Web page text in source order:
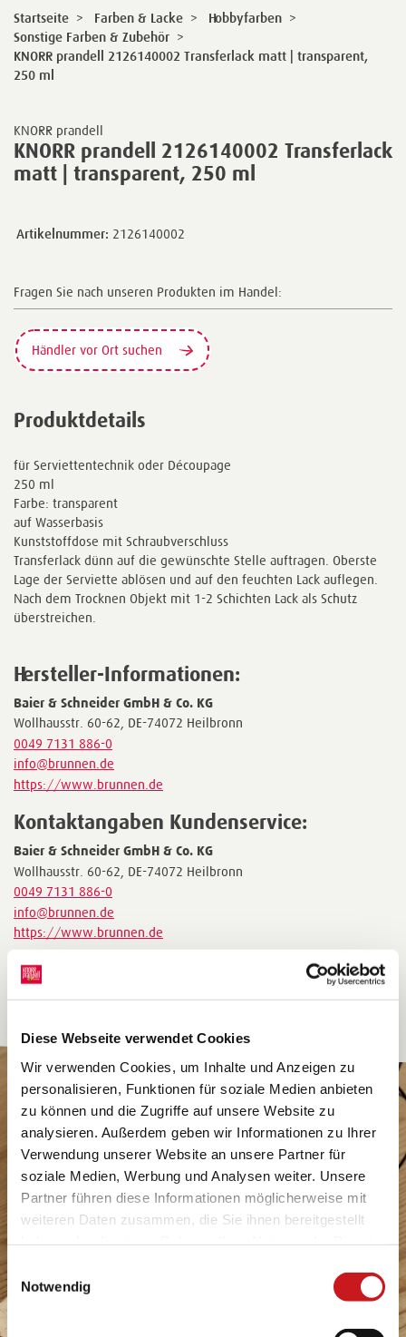
Diese Webseite verwendet Cookies
Wir verwenden Cookies, um Inhalte und Anzeigen zu
personalisieren, Funktionen für soziale Medien anbieten
zu können und die Zugriffe auf unsere Website zu
analysieren. Außerdem geben wir Informationen zu Ihrer
Verwendung unserer Website an unsere Partner für
soziale Medien, Werbung und Analysen weiter. Unsere
Partner führen diese Informationen möglicherweise mit
weiteren Daten zusammen, die Sie ihnen bereitgestellt
Datenschutzhinweisen
mehr darüber, wer wir sind, wie
personenbezogene Daten verarbeiten. Hier geht’s zum
Einwilligungsauswahl
Notwendig
KNORR prandell
KNORR prandell 2126140002 Transferlack
matt | transparent, 250 ml
Startseite > Farben & Lacke > Hobbyfarben >
Sonstige Farben & Zubehör >
KNORR prandell 2126140002 Transferlack matt | transparent,
250 ml
Artikelnummer: 2126140002
Fragen Sie nach unseren Produkten im Handel:
Händler vor Ort suchen
Produktdetails
für Serviettentechnik oder Découpage
250 ml
Farbe: transparent
auf Wasserbasis
Kunststoffdose mit Schraubverschluss
Transferlack dünn auf die gewünschte Stelle auftragen. Oberste
Lage der Serviette ablösen und auf den feuchten Lack auflegen.
Nach dem Trocknen Objekt mit 1-2 Schichten Lack als Schutz
überstreichen.
Hersteller-Informationen:
Baier & Schneider GmbH & Co. KG
Wollhausstr. 60-62, DE-74072 Heilbronn
0049 7131 886-0
info@brunnen.de
https://www.brunnen.de
Kontaktangaben Kundenservice:
Baier & Schneider GmbH & Co. KG
Wollhausstr. 60-62, DE-74072 Heilbronn
0049 7131 886-0
info@brunnen.de
https://www.brunnen.de